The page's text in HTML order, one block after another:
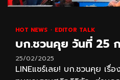
HOT NEWS EDITOR TALK
บก.ชวนคุย วันที่ 25
25/02/2025
LINEแชร์เลย! บก.ชวนคุย เรื่